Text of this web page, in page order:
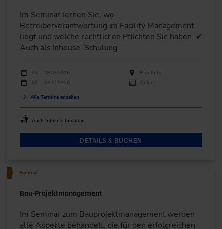
Im Seminar lernen Sie, wo
Betreiberverantwortung im Facility Management
liegt und welche rechtlichen Pflichten Sie haben. ✔
Auch als Inhouse-Schulung
Durchführungen
Veranstaltungsdatum
07. – 08.09.2026
Hamburg
02. – 03.12.2026
Online
Alle Termine ansehen
Auch Inhouse buchbar
DETAILS & BUCHEN
Seminar
Bau-Projektmanagement
Im Seminar zum Bauprojektmanagement werden
alle Aspekte behandelt, die für den erfolgreichen